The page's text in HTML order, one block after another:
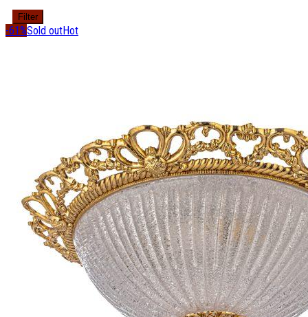
Filter
-61%Sold outHot